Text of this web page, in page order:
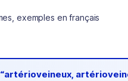
exemples en français
“artérioveineux,